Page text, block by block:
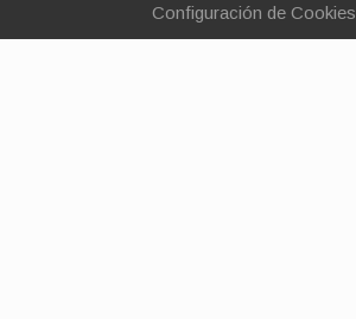
Configuración de Cookies